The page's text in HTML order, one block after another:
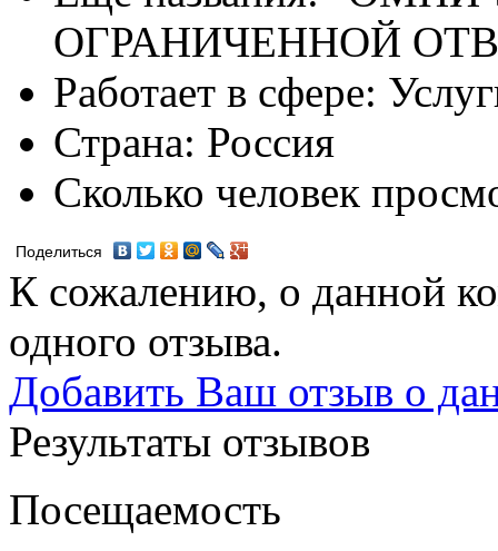
ОГРАНИЧЕННОЙ
Работает в сфере:
Страна: Россия
Сколько человек
Поделиться
К сожалению, о данной
одного отзыва.
Добавить Ваш отзыв о
Результаты отзывов
Посещаемость